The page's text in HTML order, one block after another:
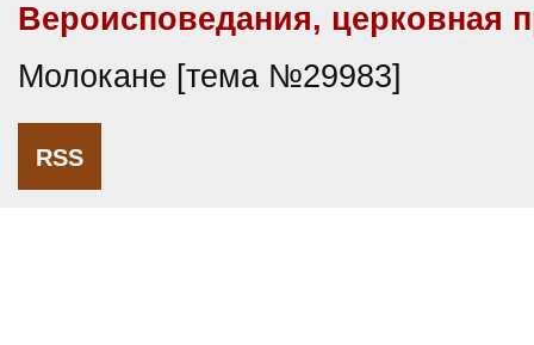
Вероисповедания, церковная
Молокане [тема №29983]
RSS